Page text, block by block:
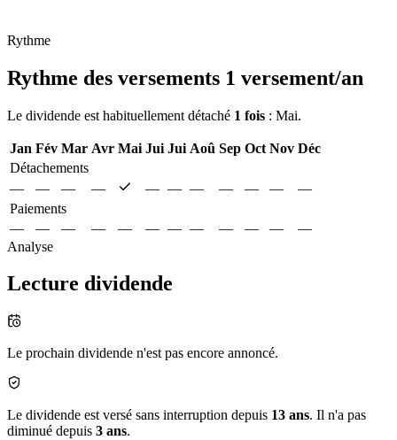
Rythme
Rythme des versements 1 versement/an
Le dividende est habituellement détaché 1 fois : Mai.
Jan Fév Mar Avr Mai Jui Jui Aoû Sep Oct Nov Déc
Détachements
—
— — — — — — — — —
—
Paiements
—
— — — — — — — — — —
—
Analyse
Lecture dividende
Le prochain dividende n'est pas encore annoncé.
Le dividende est versé sans interruption depuis 13 ans. Il n'a pas
diminué depuis 3 ans.